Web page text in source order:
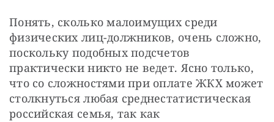
Понять, сколько малоимущих среди
физических лиц-должников, очень сложно,
поскольку подобных подсчетов
практически никто не ведет. Ясно только,
что со сложностями при оплате ЖКХ может
столкнуться любая среднестатистическая
российская семья, так как